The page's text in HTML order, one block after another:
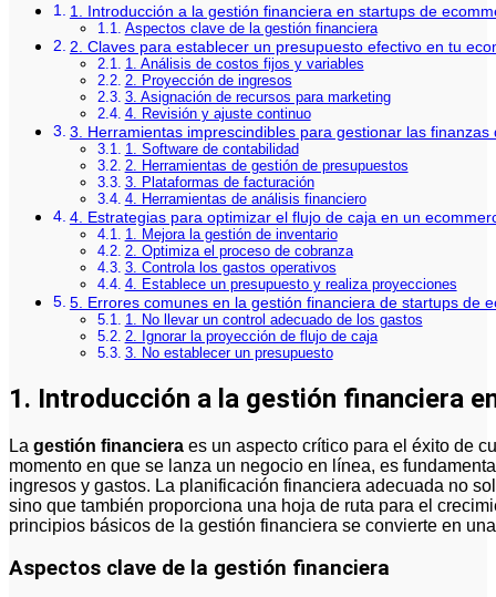
1. Introducción a la gestión financiera en startups de
Aspectos clave de la gestión financiera
2. Claves para establecer un presupuesto efectivo en tu
1. Análisis de costos fijos y variables
2. Proyección de ingresos
3. Asignación de recursos para marketing
4. Revisión y ajuste continuo
3. Herramientas imprescindibles para gestionar las finanzas
1. Software de contabilidad
2. Herramientas de gestión de presupuestos
3. Plataformas de facturación
4. Herramientas de análisis financiero
4. Estrategias para optimizar el flujo de caja en un
1. Mejora la gestión de inventario
2. Optimiza el proceso de cobranza
3. Controla los gastos operativos
4. Establece un presupuesto y realiza proyecciones
5. Errores comunes en la gestión financiera de startups de
1. No llevar un control adecuado de los gastos
2. Ignorar la proyección de flujo de caja
3. No establecer un presupuesto
1. Introducción a la gestión financiera
La gestión financiera es un aspecto crítico para el éxito de
momento en que se lanza un negocio en línea, es
ingresos y gastos. La planificación financiera adecuada no
sino que también proporciona una hoja de ruta para el
principios básicos de la gestión financiera se convierte en
Aspectos clave de la gestión financiera